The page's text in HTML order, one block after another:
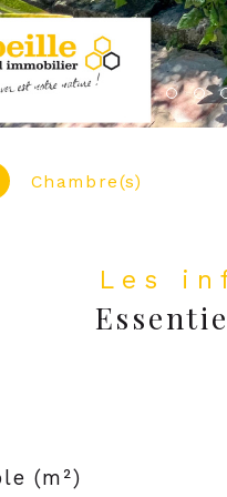
Chambre(s)
Les
(m²)